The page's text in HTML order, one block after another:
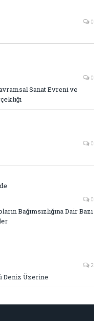
0
0
Sanat Evreni ve
0
0
Bağımsızlığına Dair Bazı
2
Deniz Üzerine